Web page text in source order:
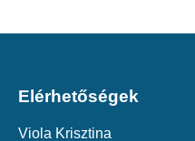
Elérhetőségek
Viola Krisztina